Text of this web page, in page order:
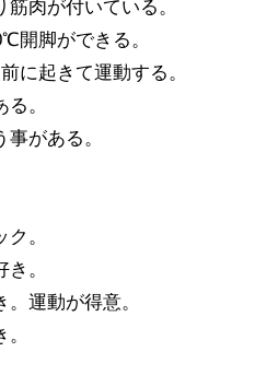
筋肉が付いている。
開脚ができる。
に起きて運動する。
。
がある。
。
。
。運動が得意。